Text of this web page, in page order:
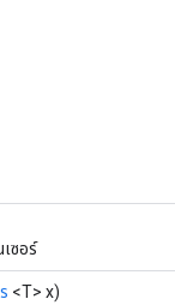
ซอร์
<T> x)